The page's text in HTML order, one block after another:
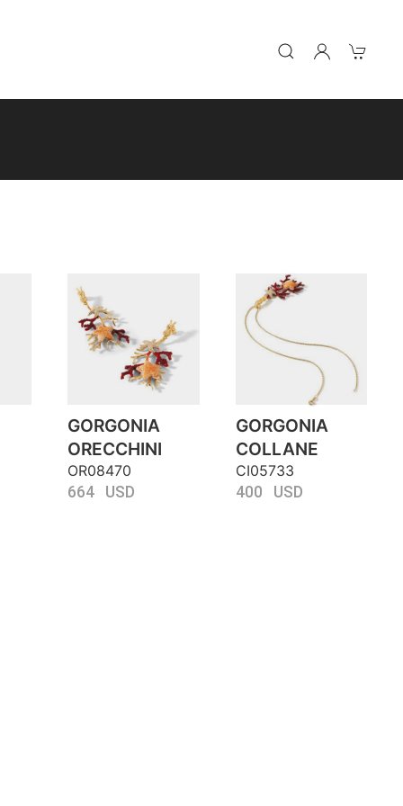
GORGONIA
ORECCHINI
OR08470
664 USD
GORGONIA
COLLANE
CI05733
400 USD